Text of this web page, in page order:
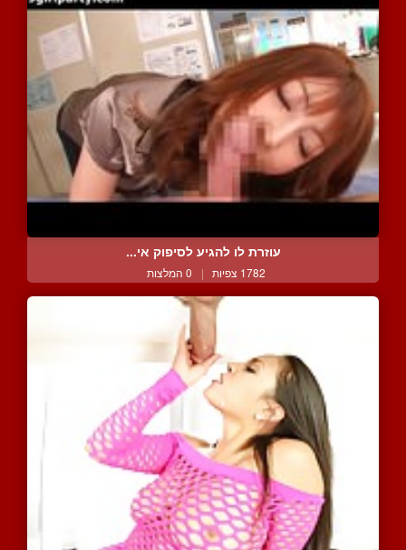
עוזרת לו להגיע לסיפוק אי...
1782 צפיות | 0 המלצות